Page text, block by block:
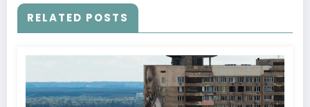
RELATED POSTS